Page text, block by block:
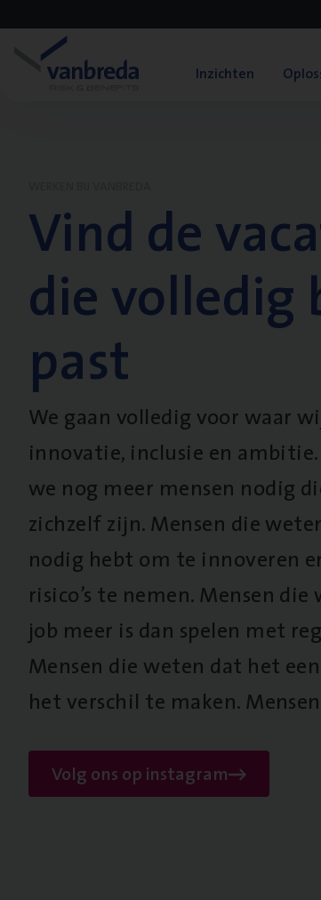
Inzichten
Vind de
die volledig
past
We gaan volledig voor waar
innovatie, inclusie en
we nog meer mensen nodig
zichzelf zijn. Mensen die
nodig hebt om te innoveren
risico’s te nemen. Mensen
job meer is dan spelen met
Mensen die weten dat het
het verschil te maken.
Volg ons op instagram